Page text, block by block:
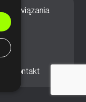
Rozwiązania
Kontakt